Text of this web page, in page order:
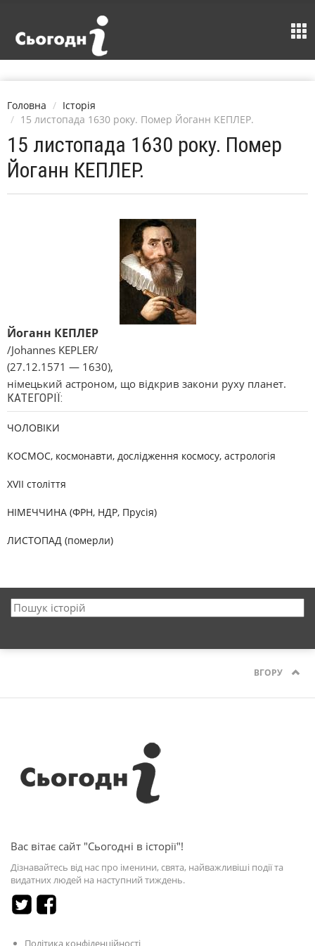
Головна
Історія
15 листопада 1630 року. Помер Йоганн КЕПЛЕР.
15 листопада 1630 року. Помер
Йоганн КЕПЛЕР.
Йоганн КЕПЛЕР
/Johannes KEPLER/
(27.12.1571 — 1630),
німецький астроном, що відкрив закони руху планет.
КАТЕГОРІЇ:
ЧОЛОВІКИ
КОСМОС, космонавти, дослідження космосу, астрологія
XVII століття
НІМЕЧЧИНА (ФРН, НДР, Прусія)
ЛИСТОПАД (померли)
ВГОРУ
Вас вітає сайт "Сьогодні в історії"!
Дізнавайтесь від нас про іменини, свята, найважливіші події та
видатних людей на наступний тиждень.
Політика конфіденційності